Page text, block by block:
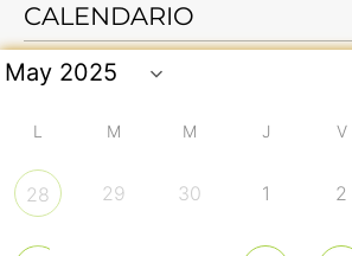
CALENDARIO
L M M J V
28 29 30 1 2